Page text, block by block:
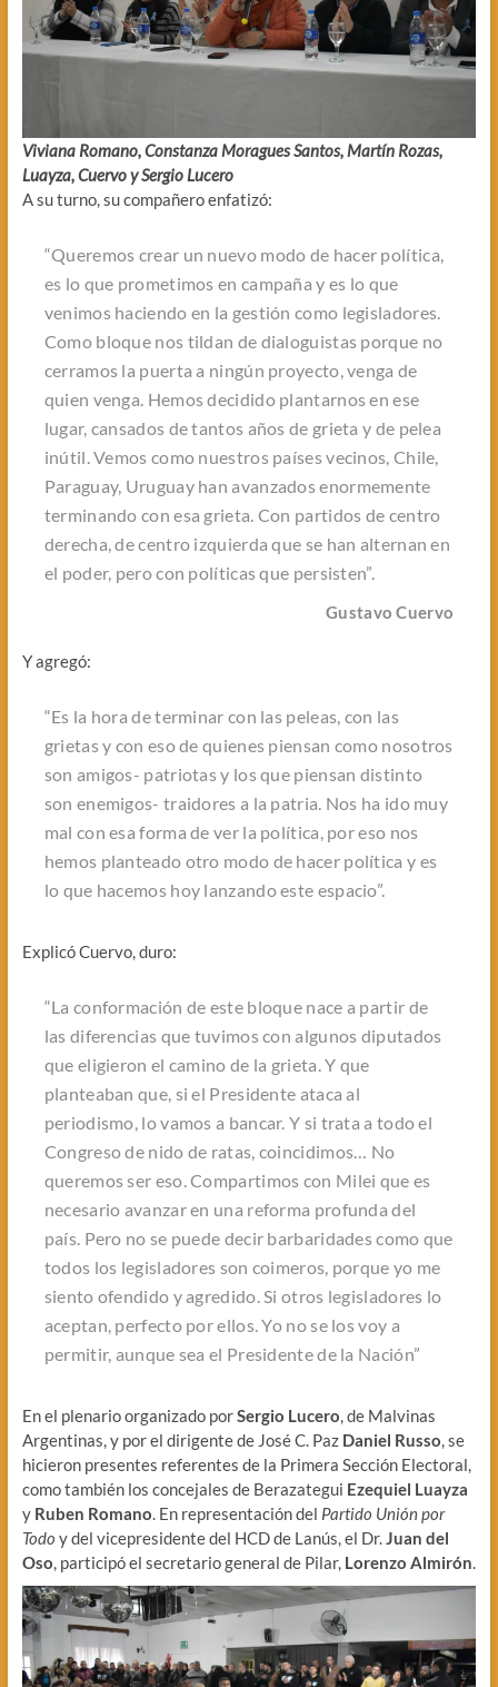
Viviana Romano, Constanza Moragues Santos, Martín Rozas,
Luayza, Cuervo y Sergio Lucero
A su turno, su compañero enfatizó:
“Queremos crear un nuevo modo de hacer política,
es lo que prometimos en campaña y es lo que
venimos haciendo en la gestión como legisladores.
Como bloque nos tildan de dialoguistas porque no
cerramos la puerta a ningún proyecto, venga de
quien venga. Hemos decidido plantarnos en ese
lugar, cansados de tantos años de grieta y de pelea
inútil. Vemos como nuestros países vecinos, Chile,
Paraguay, Uruguay han avanzados enormemente
terminando con esa grieta. Con partidos de centro
derecha, de centro izquierda que se han alternan en
el poder, pero con políticas que persisten”.
Gustavo Cuervo
Y agregó:
“Es la hora de terminar con las peleas, con las
grietas y con eso de quienes piensan como nosotros
son amigos- patriotas y los que piensan distinto
son enemigos- traidores a la patria. Nos ha ido muy
mal con esa forma de ver la política, por eso nos
hemos planteado otro modo de hacer política y es
lo que hacemos hoy lanzando este espacio”.
Explicó Cuervo, duro:
“La conformación de este bloque nace a partir de
las diferencias que tuvimos con algunos diputados
que eligieron el camino de la grieta. Y que
planteaban que, si el Presidente ataca al
periodismo, lo vamos a bancar. Y si trata a todo el
Congreso de nido de ratas, coincidimos… No
queremos ser eso. Compartimos con Milei que es
necesario avanzar en una reforma profunda del
país. Pero no se puede decir barbaridades como que
todos los legisladores son coimeros, porque yo me
siento ofendido y agredido. Si otros legisladores lo
aceptan, perfecto por ellos. Yo no se los voy a
permitir, aunque sea el Presidente de la Nación”
En el plenario organizado porSergio Lucero, de Malvinas
Argentinas, y por el dirigente de José C. Paz Daniel Russo, se
hicieron presentes referentes de la Primera Sección Electoral,
como también los concejales de Berazategui Ezequiel Luayza
y Ruben Romano. En representación del Partido Unión por
Todo y del vicepresidente del HCD de Lanús, el Dr.Juan del
Oso, participó el secretario general de Pilar, Lorenzo Almirón.